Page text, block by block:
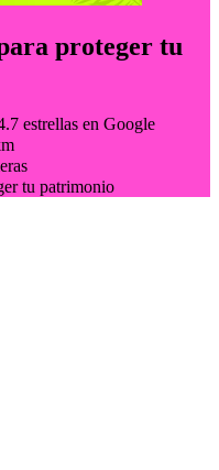
proteger tu
estrellas en Google
tu patrimonio